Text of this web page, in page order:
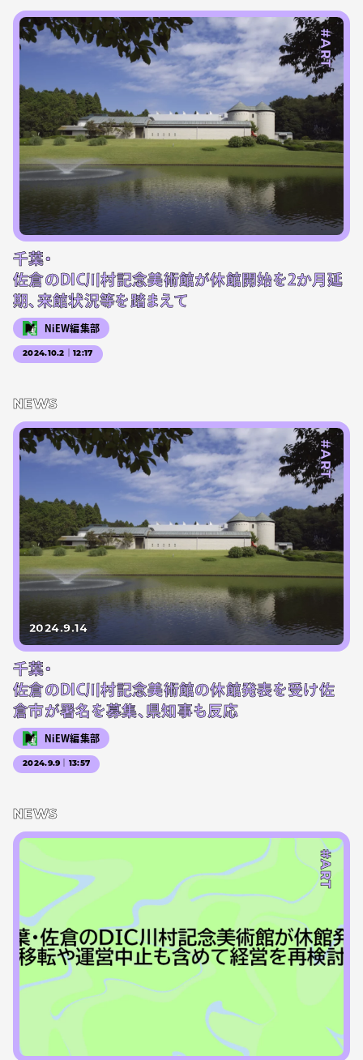
#ART
千葉・
佐倉のDIC川村記念美術館が休館開始を2か月延
期、来館状況等を踏まえて
NiEW編集部
2024.10.2｜12:17
NEWS
#ART
2024.9.14
千葉・
佐倉のDIC川村記念美術館の休館発表を受け佐
倉市が署名を募集、県知事も反応
NiEW編集部
2024.9.9｜13:57
NEWS
#ART